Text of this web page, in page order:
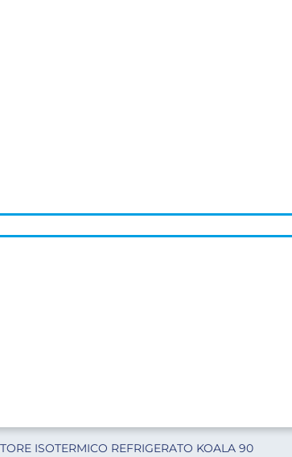
ISOTERMICO REFRIGERATO KOALA 90